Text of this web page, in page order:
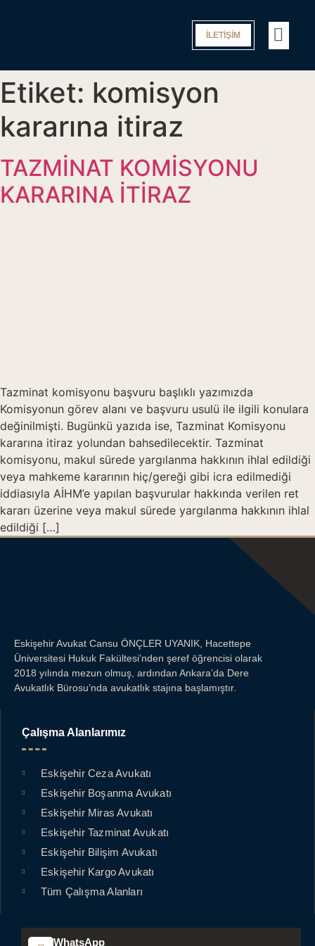
İLETİŞİM
Etiket: komisyon
kararına itiraz
TAZMİNAT KOMİSYONU
KARARINA İTİRAZ
Tazminat komisyonu başvuru başlıklı yazımızda
Komisyonun görev alanı ve başvuru usulü ile ilgili konulara
değinilmişti. Bugünkü yazıda ise, Tazminat Komisyonu
kararına itiraz yolundan bahsedilecektir. Tazminat
komisyonu, makul sürede yargılanma hakkının ihlal edildiği
veya mahkeme kararının hiç/gereği gibi icra edilmediği
iddiasıyla AİHM’e yapılan başvurular hakkında verilen ret
kararı üzerine veya makul sürede yargılanma hakkının ihlal
edildiği […]
Eskişehir Avukat Cansu ÖNÇLER UYANIK, Hacettepe
Üniversitesi Hukuk Fakültesi’nden şeref öğrencisi olarak
2018 yılında mezun olmuş, ardından Ankara’da Dere
Avukatlık Bürosu’nda avukatlık stajına başlamıştır.
Çalışma Alanlarımız
Eskişehir Ceza Avukatı
Eskişehir Boşanma Avukatı
Eskişehir Miras Avukatı
Eskişehir Tazminat Avukatı
Eskişehir Bilişim Avukatı
Eskişehir Kargo Avukatı
Tüm Çalışma Alanları
WhatsApp